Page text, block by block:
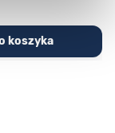
koszyka